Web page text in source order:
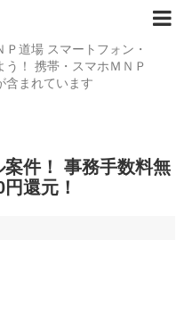
道場 スマートフォン・
！ 携帯・スマホＭＮＰ
まれています
件！ 事務手数料無
還元！